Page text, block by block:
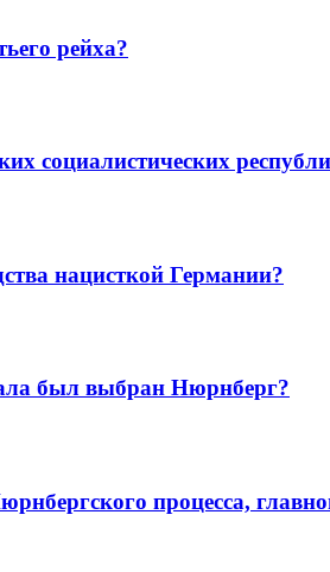
рейха?
социалистических
нацисткой Германии?
был выбран Нюрнберг?
процесса,